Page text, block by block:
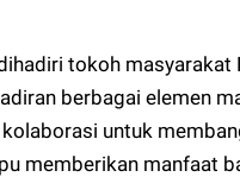
tokoh masyarakat
berbagai elemen
untuk
memberikan manfaat